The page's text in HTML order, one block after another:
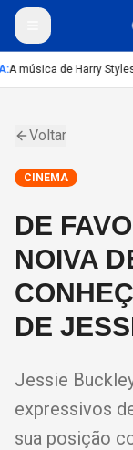
:A música de Harry
Voltar
CINEMA
DE
NOIVA
DE
Jessie
expressivos
sua posição